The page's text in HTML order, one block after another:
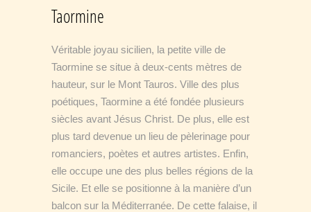
Taormine
Véritable joyau sicilien, la petite ville de
Taormine se situe à deux-cents mètres de
hauteur, sur le Mont Tauros. Ville des plus
poétiques, Taormine a été fondée plusieurs
siècles avant Jésus Christ. De plus, elle est
plus tard devenue un lieu de pèlerinage pour
romanciers, poètes et autres artistes. Enfin,
elle occupe une des plus belles régions de la
Sicile. Et elle se positionne à la manière d’un
balcon sur la Méditerranée. De cette falaise, il